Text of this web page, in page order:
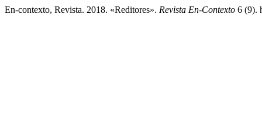
En-contexto, Revista. 2018. «Reditores». Revista En-Contexto 6 (9).